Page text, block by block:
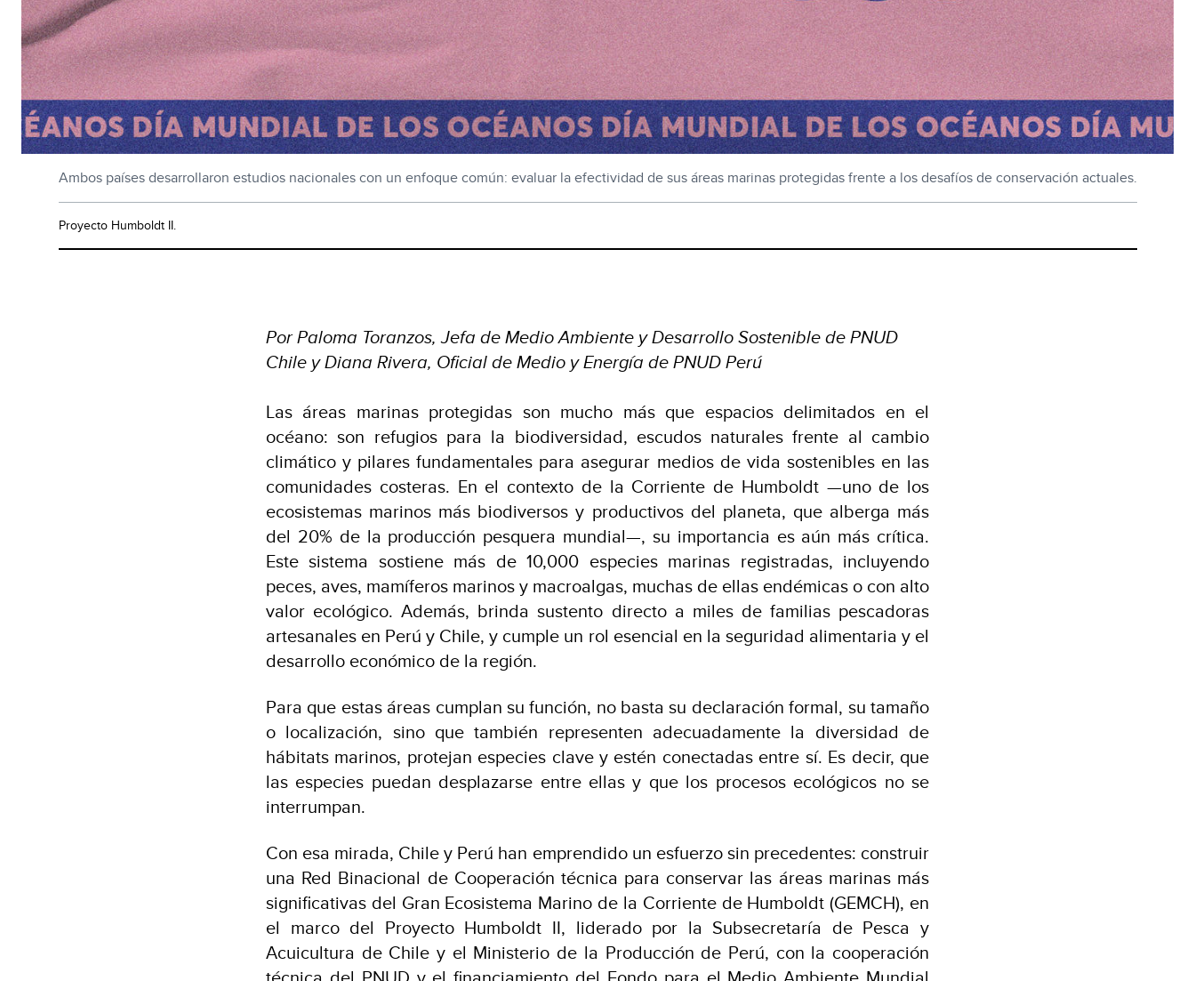
Ambos países desarrollaron estudios nacionales con un enfoque común: evaluar la efectividad de sus áreas marinas protegidas frente a los desafíos de conservación actuales.
Proyecto Humboldt II.
Por Paloma Toranzos, Jefa de Medio Ambiente y Desarrollo Sostenible de PNUD
Chile y Diana Rivera, Oficial de Medio y Energía de PNUD Perú
Las áreas marinas protegidas son mucho más que espacios delimitados en el
océano: son refugios para la biodiversidad, escudos naturales frente al cambio
climático y pilares fundamentales para asegurar medios de vida sostenibles en las
comunidades costeras. En el contexto de la Corriente de Humboldt —uno de los
ecosistemas marinos más biodiversos y productivos del planeta, que alberga más
del 20% de la producción pesquera mundial—, su importancia es aún más crítica.
Este sistema sostiene más de 10,000 especies marinas registradas, incluyendo
peces, aves, mamíferos marinos y macroalgas, muchas de ellas endémicas o con alto
valor ecológico. Además, brinda sustento directo a miles de familias pescadoras
artesanales en Perú y Chile, y cumple un rol esencial en la seguridad alimentaria y el
desarrollo económico de la región.
Para que estas áreas cumplan su función, no basta su declaración formal, su tamaño
o localización, sino que también representen adecuadamente la diversidad de
hábitats marinos, protejan especies clave y estén conectadas entre sí. Es decir, que
las especies puedan desplazarse entre ellas y que los procesos ecológicos no se
interrumpan.
Con esa mirada, Chile y Perú han emprendido un esfuerzo sin precedentes: construir
una Red Binacional de Cooperación técnica para conservar las áreas marinas más
significativas del Gran Ecosistema Marino de la Corriente de Humboldt (GEMCH), en
el marco del Proyecto Humboldt II, liderado por la Subsecretaría de Pesca y
Acuicultura de Chile y el Ministerio de la Producción de Perú, con la cooperación